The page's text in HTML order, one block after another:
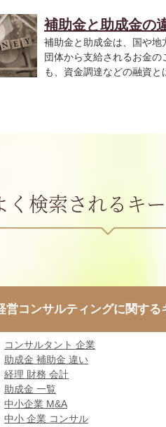
補助金と助成金の
補助金と助成金は、国や地
団体から支給されるお金の
も、資金調達などの融資と
く検索されるキ
営コンサルティングに関する
コンサルタント 企業
助成金 補助金 違い
経理 財務 会計
助成金 一覧
中小企業 M&A
中小 企業 コンサル